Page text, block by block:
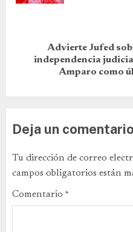
Advierte Jufed
independencia
Amparo como
Deja un comentario
Tu dirección de correo
campos obligatorios están
Comentario *